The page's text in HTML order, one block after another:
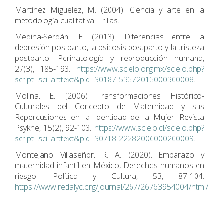
Martínez Miguelez, M. (2004). Ciencia y arte en la
metodología cualitativa. Trillas.
Medina-Serdán, E. (2013). Diferencias entre la
depresión postparto, la psicosis postparto y la tristeza
postparto. Perinatología y reproducción humana,
27(3), 185-193. https://www.scielo.org.mx/scielo.php?
script=sci_arttext&pid=S0187-53372013000300008.
Molina, E. (2006) Transformaciones Histórico-
Culturales del Concepto de Maternidad y sus
Repercusiones en la Identidad de la Mujer. Revista
Psykhe, 15(2), 92-103. https://www.scielo.cl/scielo.php?
script=sci_arttext&pid=S0718-22282006000200009.
Montejano Villaseñor, R. A. (2020). Embarazo y
maternidad infantil en México, Derechos humanos en
riesgo. Política y Cultura, 53, 87-104.
https://www.redalyc.org/journal/267/26763954004/html/